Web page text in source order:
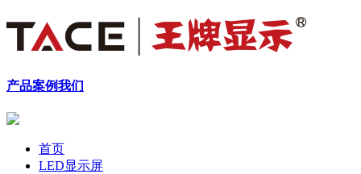
产品案例我们
首页
LED显示屏